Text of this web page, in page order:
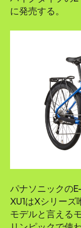
に発売する。
パナソニックの
XU1はXシリー
モデルと言える